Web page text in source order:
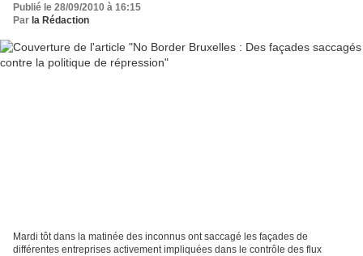
Publié le 28/09/2010 à 16:15
Par la Rédaction
Mardi tôt dans la matinée des inconnus ont saccagé les façades de
différentes entreprises activement impliquées dans le contrôle des flux